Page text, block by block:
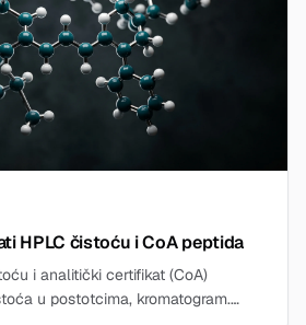
HPLC čistoću i CoA peptida
i analitički certifikat (CoA)
u postotcima, kromatogram.